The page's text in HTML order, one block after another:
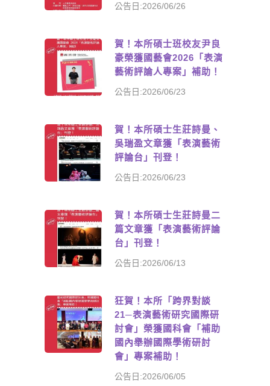
公告日:2026/06/26
賀！本所碩士班校友尹良
豪榮獲國藝會2026「表演
藝術評論人專案」補助！
公告日:2026/06/23
賀！本所碩士生莊詩曼、
吳瑞盈文章獲「表演藝術
評論台」刊登！
公告日:2026/06/23
賀！本所碩士生莊詩曼二
篇文章獲「表演藝術評論
台」刊登！
公告日:2026/06/13
狂賀！本所「跨界對談
21─表演藝術研究國際研
討會」榮獲國科會「補助
國內舉辦國際學術研討
會」專案補助！
公告日:2026/06/05